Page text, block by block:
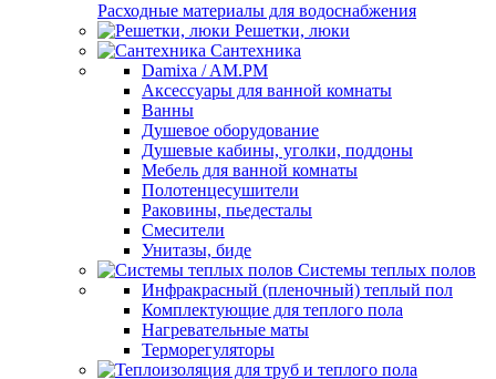
Расходные материалы для водоснабжения
Решетки, люки
Сантехника
Damixa / AM.PM
Аксессуары для ванной комнаты
Ванны
Душевое оборудование
Душевые кабины, уголки, поддоны
Мебель для ванной комнаты
Полотенцесушители
Раковины, пьедесталы
Смесители
Унитазы, биде
Системы теплых полов
Инфракрасный (пленочный) теплый пол
Комплектующие для теплого пола
Нагревательные маты
Терморегуляторы